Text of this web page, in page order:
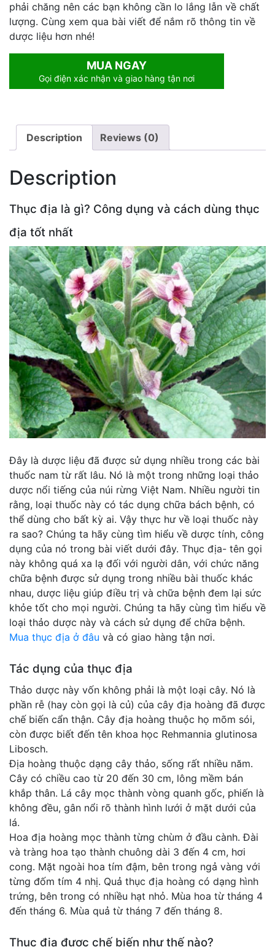
phải chăng nên các bạn không cần lo lắng lẫn về chất
lượng. Cùng xem qua bài viết để nắm rõ thông tin về
dược liệu hơn nhé!
MUA NGAY
Gọi điện xác nhận và giao hàng tận nơi
Description Reviews (0)
Description
Thục địa là gì? Công dụng và cách dùng thục
địa tốt nhất
Đây là dược liệu đã được sử dụng nhiều trong các bài
thuốc nam từ rất lâu. Nó là một trong những loại thảo
dược nổi tiếng của núi rừng Việt Nam. Nhiều người tin
rằng, loại thuốc này có tác dụng chữa bách bệnh, có
thể dùng cho bất kỳ ai. Vậy thực hư về loại thuốc này
ra sao? Chúng ta hãy cùng tìm hiểu về dược tính, công
dụng của nó trong bài viết dưới đây. Thục địa- tên gọi
này không quá xa lạ đối với người dân, với chức năng
chữa bệnh được sử dụng trong nhiều bài thuốc khác
nhau, dược liệu giúp điều trị và chữa bệnh đem lại sức
khỏe tốt cho mọi người. Chúng ta hãy cùng tìm hiểu về
loại thảo dược này và cách sử dụng để chữa bệnh.
Mua thục địa ở đâu và có giao hàng tận nơi.
Tác dụng của thục địa
Thảo dược này vốn không phải là một loại cây. Nó là
phần rễ (hay còn gọi là củ) của cây địa hoàng đã được
chế biến cẩn thận. Cây địa hoàng thuộc họ mõm sói,
còn được biết đến tên khoa học Rehmannia glutinosa
Libosch.
Địa hoàng thuộc dạng cây thảo, sống rất nhiều năm.
Cây có chiều cao từ 20 đến 30 cm, lông mềm bán
khắp thân. Lá cây mọc thành vòng quanh gốc, phiến là
không đều, gân nổi rõ thành hình lưới ở mặt dưới của
lá.
Hoa địa hoàng mọc thành từng chùm ở đầu cành. Đài
và tràng hoa tạo thành chuông dài 3 đến 4 cm, hơi
cong. Mặt ngoài hoa tím đậm, bên trong ngả vàng với
từng đốm tím 4 nhị. Quả thục địa hoàng có dạng hình
trứng, bên trong có nhiều hạt nhỏ. Mùa hoa từ tháng 4
đến tháng 6. Mùa quả từ tháng 7 đến tháng 8.
Thục địa được chế biến như thế nào?